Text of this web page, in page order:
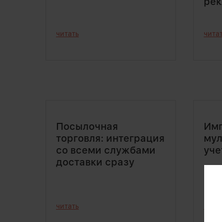
читать
Посылочная
торговля: интеграция
со всеми службами
доставки сразу
читать